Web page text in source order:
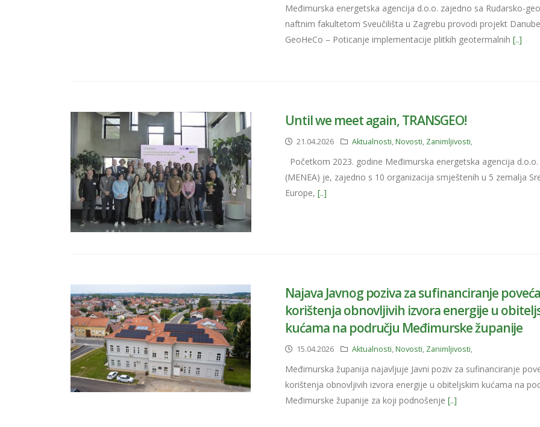
Međimurska energetska agencija d.o.o. zajedno sa Rudarsko-
naftnim fakultetom Sveučilišta u Zagrebu provodi projekt Danube
GeoHeCo – Poticanje implementacije plitkih geotermalnih[..]
Until we meet again, TRANSGEO!
21.04.2026 Aktualnosti,Novosti, Zanimljivosti,
Početkom 2023. godine Međimurska energetska agencija d.o.o.
(MENEA) je, zajedno s 10 organizacija smještenih u 5 zemalja
Europe,[..]
Najava Javnog poziva za sufinanciranje
korištenja obnovljivih izvora energije u
kućama na području Međimurske županije
15.04.2026 Aktualnosti,Novosti, Zanimljivosti,
Međimurska županija najavljuje Javni poziv za sufinanciranje
korištenja obnovljivih izvora energije u obiteljskim kućama na
Međimurske županije za koji podnošenje[..]